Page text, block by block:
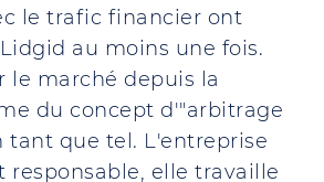
le trafic financier ont
au moins une fois.
le marché depuis la
du concept d'"arbitrage
tant que tel. L'entreprise
responsable, elle travaille